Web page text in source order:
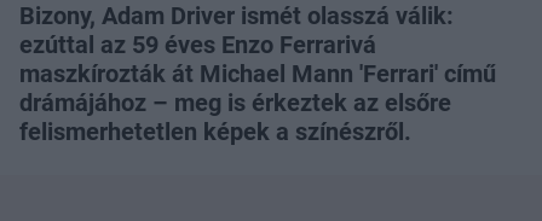
Bizony, Adam Driver ismét olasszá válik:
ezúttal az 59 éves Enzo Ferrarivá
maszkírozták át Michael Mann 'Ferrari' című
drámájához – meg is érkeztek az elsőre
felismerhetetlen képek a színészről.